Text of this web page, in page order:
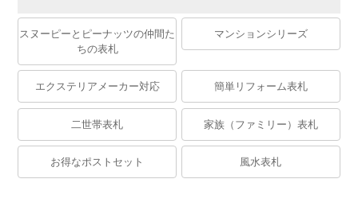
スヌーピーとピーナッツの仲間た
ちの表札
マンションシリーズ
エクステリアメーカー対応 簡単リフォーム表札
二世帯表札 家族（ファミリー）表札
お得なポストセット 風水表札